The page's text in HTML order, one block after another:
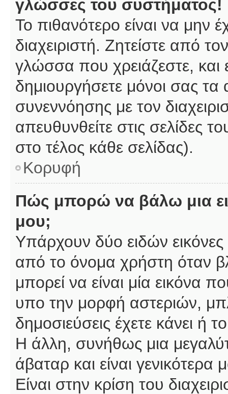
γλώσσες του συστήματος!
Το πιθανότερο είναι να μην
διαχειριστή. Ζητείστε από
γλώσσα που χρειάζεστε, και
δημιουργήσετε μόνοι σας
συνεννόησης με τον
απευθυνθείτε στις
στο τέλος κάθε σελίδας).
Κορυφή
Πώς μπορώ να βάλω μια
μου;
Υπάρχουν δύο ειδών
από το όνομα χρήστη όταν
μπορεί να είναι μία εικόνα
υπο την μορφή αστεριών,
δημοσιεύσεις έχετε κάνει
Η άλλη, συνήθως μια
άβαταρ και είναι
Είναι στην κρίση του